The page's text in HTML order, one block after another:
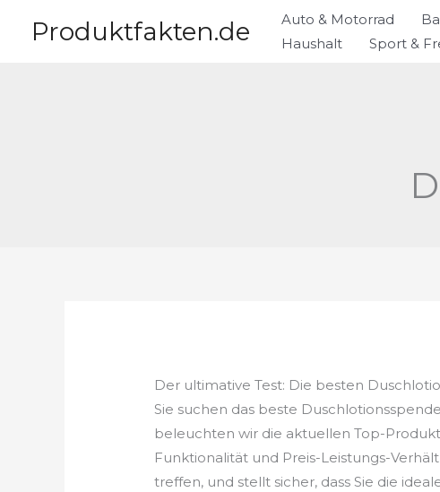
InhaltProduktfakten.de Auto & Motorrad
Haushalt
Sport &
Der ultimative Test: Die besten
Sie suchen das beste
beleuchten wir die aktuellen Top-
Funktionalität und Preis-Leistungs-
treffen, und stellt sicher, dass Sie die